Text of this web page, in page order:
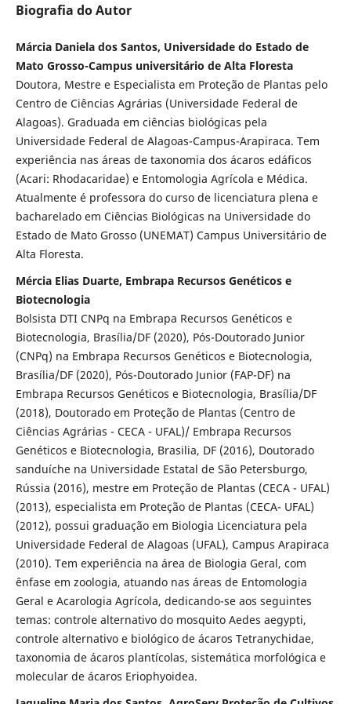
Biografia do Autor
Márcia Daniela dos Santos, Universidade do Estado de
Mato Grosso-Campus universitário de Alta Floresta
Doutora, Mestre e Especialista em Proteção de Plantas pelo
Centro de Ciências Agrárias (Universidade Federal de
Alagoas). Graduada em ciências biológicas pela
Universidade Federal de Alagoas-Campus-Arapiraca. Tem
experiência nas áreas de taxonomia dos ácaros edáficos
(Acari: Rhodacaridae) e Entomologia Agrícola e Médica.
Atualmente é professora do curso de licenciatura plena e
bacharelado em Ciências Biológicas na Universidade do
Estado de Mato Grosso (UNEMAT) Campus Universitário de
Alta Floresta.
Mércia Elias Duarte, Embrapa Recursos Genéticos e
Biotecnologia
Bolsista DTI CNPq na Embrapa Recursos Genéticos e
Biotecnologia, Brasília/DF (2020), Pós-Doutorado Junior
(CNPq) na Embrapa Recursos Genéticos e Biotecnologia,
Brasília/DF (2020), Pós-Doutorado Junior (FAP-DF) na
Embrapa Recursos Genéticos e Biotecnologia, Brasília/DF
(2018), Doutorado em Proteção de Plantas (Centro de
Ciências Agrárias - CECA - UFAL)/ Embrapa Recursos
Genéticos e Biotecnologia, Brasilia, DF (2016), Doutorado
sanduíche na Universidade Estatal de São Petersburgo,
Rússia (2016), mestre em Proteção de Plantas (CECA - UFAL)
(2013), especialista em Proteção de Plantas (CECA- UFAL)
(2012), possui graduação em Biologia Licenciatura pela
Universidade Federal de Alagoas (UFAL), Campus Arapiraca
(2010). Tem experiência na área de Biologia Geral, com
ênfase em zoologia, atuando nas áreas de Entomologia
Geral e Acarologia Agrícola, dedicando-se aos seguintes
temas: controle alternativo do mosquito Aedes aegypti,
controle alternativo e biológico de ácaros Tetranychidae,
taxonomia de ácaros plantícolas, sistemática morfológica e
molecular de ácaros Eriophyoidea.